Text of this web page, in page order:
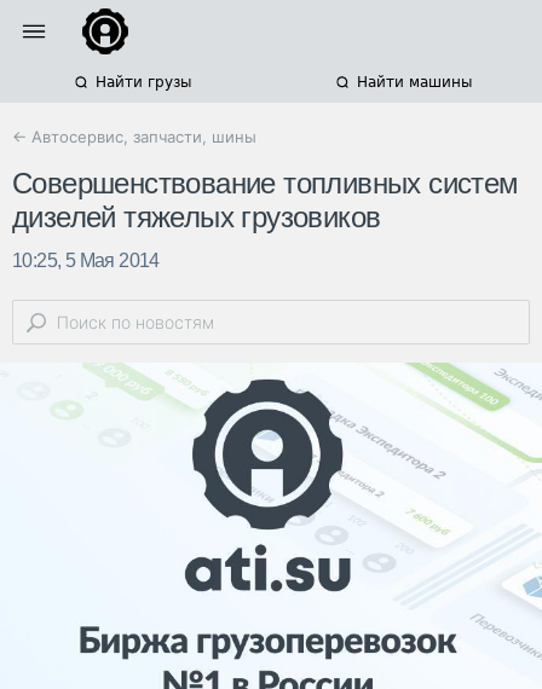
Найти грузы Найти машины
← Автосервис, запчасти, шины
Совершенствование топливных систем
дизелей тяжелых грузовиков
10:25, 5 Мая 2014